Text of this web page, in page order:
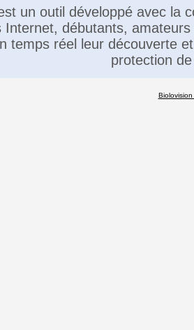
un outil développé avec la
Internet, débutants,
temps réel leur découverte
protection
Biolovision